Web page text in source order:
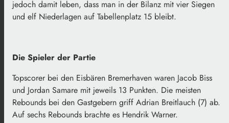
jedoch damit leben, dass man in der Bilanz mit vier Siegen
und elf Niederlagen auf Tabellenplatz 15 bleibt.
Die Spieler der Partie
Topscorer bei den Eisbären Bremerhaven waren Jacob Biss
und Jordan Samare mit jeweils 13 Punkten. Die meisten
Rebounds bei den Gastgebern griff Adrian Breitlauch (7) ab.
Auf sechs Rebounds brachte es Hendrik Warner.